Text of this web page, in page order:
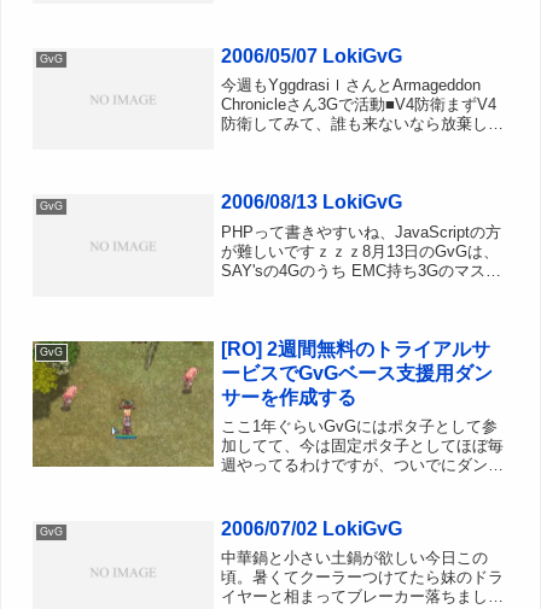
GvG 2006/05/07 LokiGvG
今週もYggdrasiｌさんとArmageddon
Chronicleさん3Gで活動■V4防衛まずV4
防衛してみて、誰も来ないなら放棄して
GvG 2006/08/13 LokiGvG
PHPって書きやすいね、JavaScriptの方
が難しいですｚｚｚ8月13日のGvGは、
SAY'sの4Gのうち EMC持ち3Gのマスタ
GvG
[RO] 2週間無料のトライアルサ
ービスでGvGベース支援用ダン
サーを作成する
ここ1年ぐらいGvGにはポタ子として参
加してて、今は固定ポタ子としてほぼ毎
週やってるわけですが、ついでにダンサ
思っていたところ、トライアルサービス
GvG 2006/07/02 LokiGvG
中華鍋と小さい土鍋が欲しい今日この
頃。暑くてクーラーつけてたら妹のドラ
イヤーと相まってブレーカー落ちまし